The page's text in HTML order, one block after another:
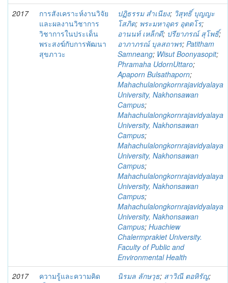
2017
การสังเคราะห์งานวิจัย
และผลงานวิชาการ
วิชาการในประเด็น
พระสงฆ์กับการพัฒนา
สุขภาวะ
ปฏิธรรม สำเนียง; วิสุทธิ์ บุญญะ
โสภิต; พระมหาอุดร อุตตโร;
อานนท์ เหล็กดี; ปรียาภรณ์ สุโพธิ์;
อาภาภรณ์ บุลสถาพร; Patitham
Samneang; Wisut Boonyasopit;
Phramaha UdornUttaro;
Apaporn Bulsathaporn;
Mahachulalongkornrajavidyalaya
University, Nakhonsawan
Campus;
Mahachulalongkornrajavidyalaya
University, Nakhonsawan
Campus;
Mahachulalongkornrajavidyalaya
University, Nakhonsawan
Campus;
Mahachulalongkornrajavidyalaya
University, Nakhonsawan
Campus;
Mahachulalongkornrajavidyalaya
University, Nakhonsawan
Campus; Huachiew
Chalermprakiet University.
Faculty of Public and
Environmental Health
2017
ความรู้และความคิด
นิรมล ลักษวุธ; สาวิณี ตอหิรัญ;